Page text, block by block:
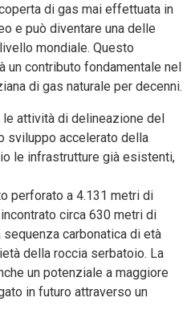
di gas mai effettuata in
e può diventare una delle
mondiale. Questo
contributo fondamentale nel
di gas naturale per decenni.
le attività di delineazione del
sviluppo accelerato della
le infrastrutture già esistenti,
perforato a 4.131 metri di
circa 630 metri di
carbonatica di età
della roccia serbatoio. La
un potenziale a maggiore
in futuro attraverso un